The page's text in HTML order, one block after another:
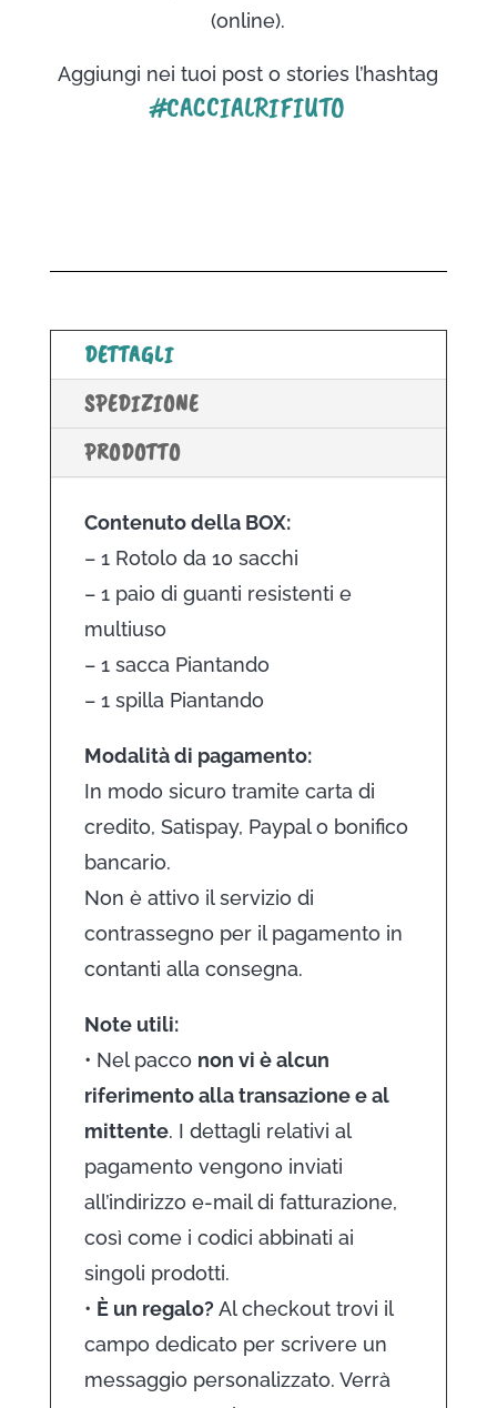
(online).
Aggiungi nei tuoi post o stories l’hashtag
#CACCIALRIFIUTO
DETTAGLI
SPEDIZIONE
PRODOTTO
Contenuto della BOX:
– 1 Rotolo da 10 sacchi
– 1 paio di guanti resistenti e
multiuso
– 1 sacca Piantando
– 1 spilla Piantando
Modalità di pagamento:
In modo sicuro tramite carta di
credito, Satispay, Paypal o bonifico
bancario.
Non è attivo il servizio di
contrassegno per il pagamento in
contanti alla consegna.
Note utili:
• Nel pacco non vi è alcun
riferimento alla transazione e al
mittente. I dettagli relativi al
pagamento vengono inviati
all’indirizzo e-mail di fatturazione,
così come i codici abbinati ai
singoli prodotti.
• È un regalo? Al checkout trovi il
campo dedicato per scrivere un
messaggio personalizzato. Verrà